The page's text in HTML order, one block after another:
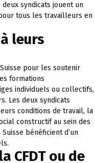
syndicats jouent un
tous les travailleurs en
leurs
pour les soutenir
formations
individuels ou collectifs,
Les deux syndicats
conditions de travail, la
constructif au sein des
bénéficient d’un
CFDT ou de